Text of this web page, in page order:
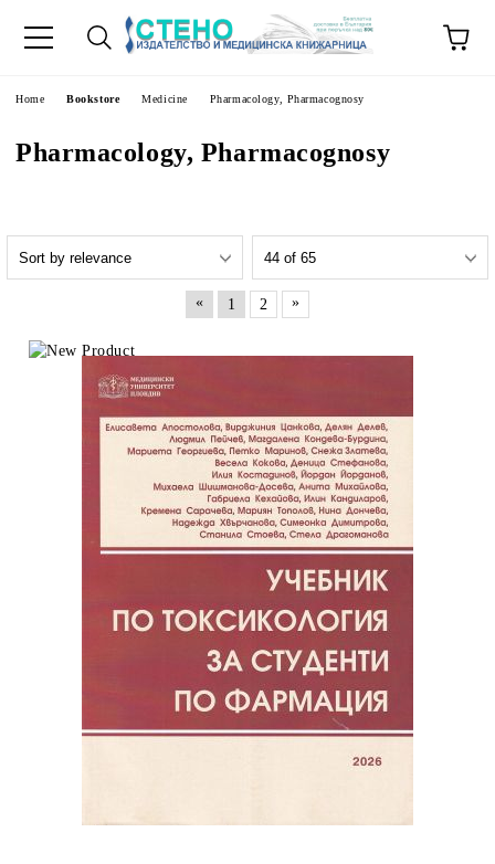
Home Bookstore Medicine Pharmacology, Pharmacognosy
Pharmacology, Pharmacognosy
« 1 2 »